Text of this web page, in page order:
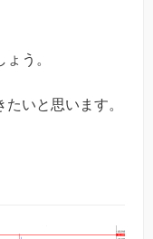
う。
いと思います。